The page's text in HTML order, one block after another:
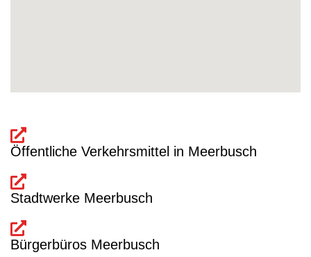
Öffentliche Verkehrsmittel in Meerbusch
Stadtwerke Meerbusch
Bürgerbüros Meerbusch